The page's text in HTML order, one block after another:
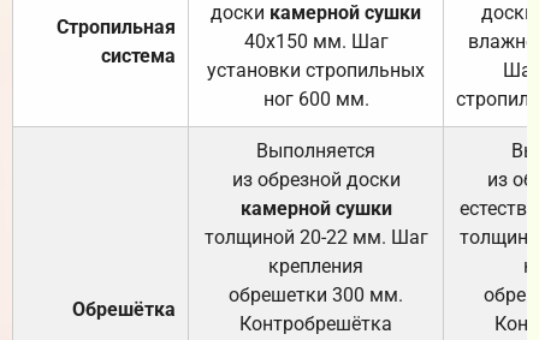
Стропильная
система
доски камерной сушки
40х150 мм. Шаг
установки стропильных
ног 600 мм.
доски
Обрешётка
Выполняется
из обрезной доски
камерной сушки
толщиной 20-22 мм. Шаг
крепления
обрешетки 300 мм.
Контробрешётка
из